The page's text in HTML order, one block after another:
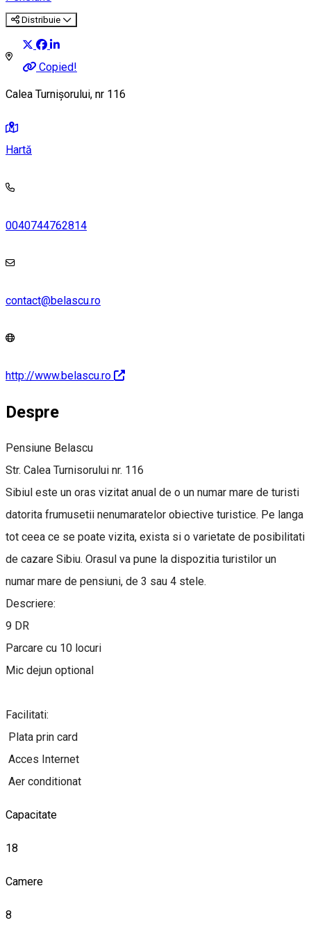
Distribuie
Copied!
Calea Turnișorului, nr 116
Hartă
0040744762814
contact@belascu.ro
http://www.belascu.ro
Despre
Pensiune Belascu
Str. Calea Turnisorului nr. 116
Sibiul este un oras vizitat anual de o un numar mare de turisti
datorita frumusetii nenumaratelor obiective turistice. Pe langa
tot ceea ce se poate vizita, exista si o varietate de posibilitati
de cazare Sibiu. Orasul va pune la dispozitia turistilor un
numar mare de pensiuni, de 3 sau 4 stele.
Descriere:
9 DR
Parcare cu 10 locuri
Mic dejun optional
Facilitati:
Plata prin card
Acces Internet
Aer conditionat
Capacitate
18
Camere
8